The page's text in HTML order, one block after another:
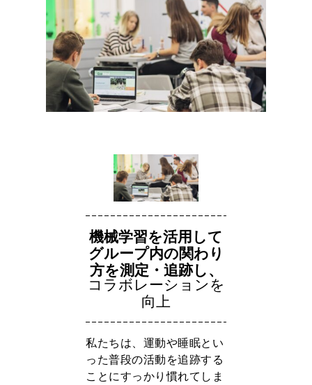
機械学習を活用して
グループ内の関わり
方を測定・追跡し、
コラボレーションを
向上
私たちは、運動や睡眠とい
った普段の活動を追跡する
ことにすっかり慣れてしま